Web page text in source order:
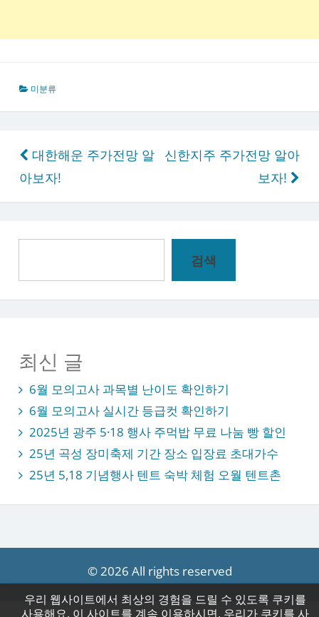
미분류
글
탐
색
대한해운 주가전망 알
아보자!
신한지주 주가전망 알아
보자!
검색
최신 글
6월 모의고사 과목별 난이도 확인하기
6월 모의고사 실시간 등급컷 확인하기
2025년 광주 5·18 행사 주먹밥 무료 나눔 빵 할인
25년 곡성 장미축제 기간 장소 입장료 초대가수
25년 5,18 기념행사 텐트 숙박 체험 오월 텐트촌
© 2026 All rights reserved
우리 웹사이트에서 최상의 경험을 드릴 수 있도록 쿠키를
사용해요. 이 사이트를 계속 이용하시면, 우리가 쿠키를 사